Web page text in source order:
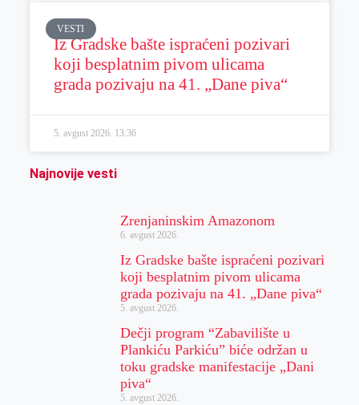
VESTI
Iz Gradske bašte ispraćeni pozivari
koji besplatnim pivom ulicama
grada pozivaju na 41. „Dane piva“
5. avgust 2026. 13:36
Najnovije vesti
Zrenjaninskim Amazonom
6. avgust 2026.
Iz Gradske bašte ispraćeni pozivari
koji besplatnim pivom ulicama
grada pozivaju na 41. „Dane piva“
5. avgust 2026.
Dečji program “Zabavilište u
Plankiću Parkiću” biće održan u
toku gradske manifestacije „Dani
piva“
5. avgust 2026.